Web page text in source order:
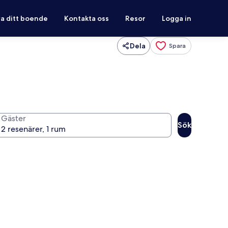
ditt boende Kontakta oss Resor Logga in
Dela Spara
Gäster
Sök